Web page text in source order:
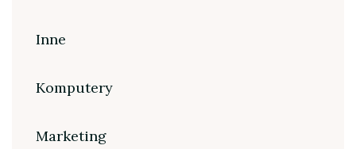
Inne
Komputery
Marketing